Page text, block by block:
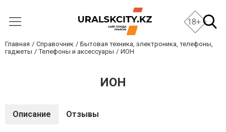
18+
Главная Справочник
Бытовая техника, электроника, телефоны,
гаджеты
Телефоны и аксессуары ИОН
ИОН
Описание Отзывы